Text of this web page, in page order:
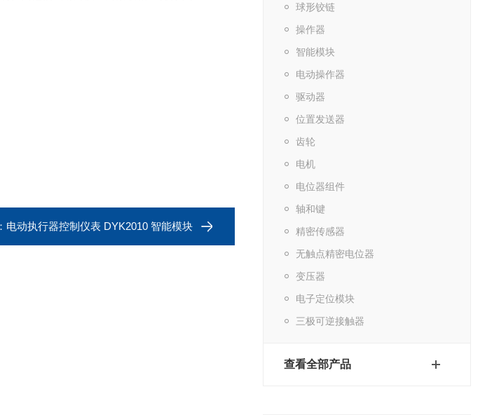
球形铰链
操作器
智能模块
电动操作器
驱动器
位置发送器
齿轮
电机
电位器组件
轴和键
精密传感器
无触点精密电位器
变压器
电子定位模块
三极可逆接触器
查看全部产品
电动执行器控制仪表 DYK2010 智能模块